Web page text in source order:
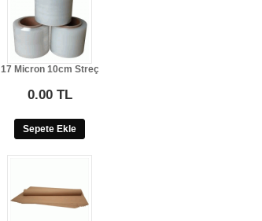
17 Micron 10cm Streç
0.00 TL
Sepete Ekle